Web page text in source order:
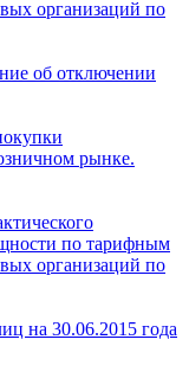
организаций по
об отключении
рынке.
по тарифным
организаций по
на 30.06.2015 года